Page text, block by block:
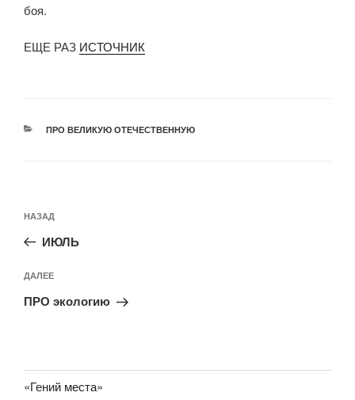
боя.
ЕЩЕ РАЗ ИСТОЧНИК
РУБРИКИ
ПРО ВЕЛИКУЮ ОТЕЧЕСТВЕННУЮ
по
записям
Предыдущая
запись:
НАЗАД
ИЮЛЬ
Следующая
запись
ДАЛЕЕ
ПРО экологию
«Гений места»